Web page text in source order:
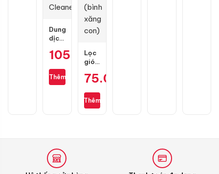
Dung
dịch
sinh
đốt
Liqui
105.000
Thêm
Lọc
gió
cho
S110,
RSX
75.000
Thêm